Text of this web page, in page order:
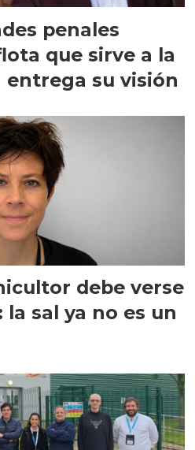
penales
que sirve a la
su visión
debe verse
sal ya no es un